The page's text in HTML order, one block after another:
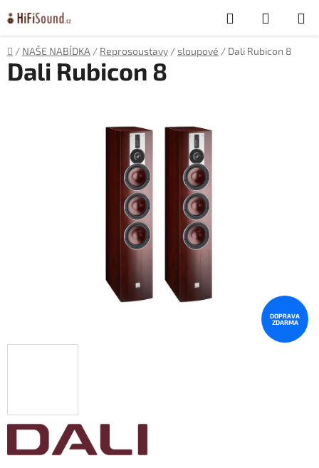
na
obsah
Hledat
KOŠÍK
Domů
/ NAŠE NABÍDKA / Reprosoustavy /sloupové / Dali Rubicon 8
Dali Rubicon 8
DOPRAVA
ZDARMA